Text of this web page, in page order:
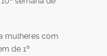
mulheres com
de 1º